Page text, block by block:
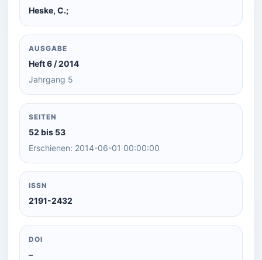
Heske, C.;
AUSGABE
Heft 6 / 2014
Jahrgang 5
SEITEN
52 bis 53
Erschienen: 2014-06-01 00:00:00
ISSN
2191-2432
DOI
–